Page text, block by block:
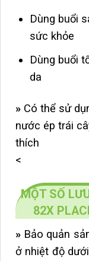
Dùng buổi
sức khỏe
Dùng buổi
da
» Có thể sử
nước ép trái
thích
<
MỘT SỐ
82X
» Bảo quản
ở nhiệt độ